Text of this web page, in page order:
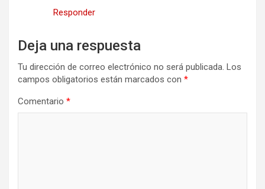
Responder
Deja una respuesta
Tu dirección de correo electrónico no será publicada. Los
campos obligatorios están marcados con *
Comentario *